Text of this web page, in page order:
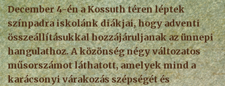
December 4-én a Kossuth téren léptek
színpadra iskolánk diákjai, hogy adventi
összeállításukkal hozzájáruljanak az ünnepi
hangulathoz. A közönség négy változatos
műsorszámot láthatott, amelyek mind a
karácsonyi várakozás szépségét és